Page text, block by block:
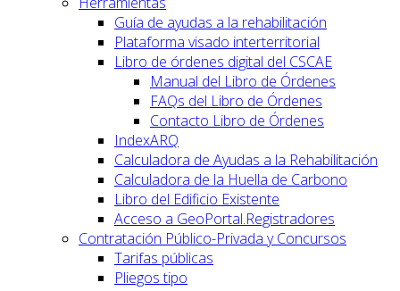
Guía de ayudas a la rehabilitación
Plataforma visado interterritorial
Libro de órdenes digital del CSCAE
Manual del Libro de Órdenes
FAQs del Libro de Órdenes
Contacto Libro de Órdenes
IndexARQ
Calculadora de Ayudas a la Rehabilitación
Calculadora de la Huella de Carbono
Libro del Edificio Existente
Acceso a GeoPortal.Registradores
Contratación Público-Privada y Concursos
Tarifas públicas
Pliegos tipo